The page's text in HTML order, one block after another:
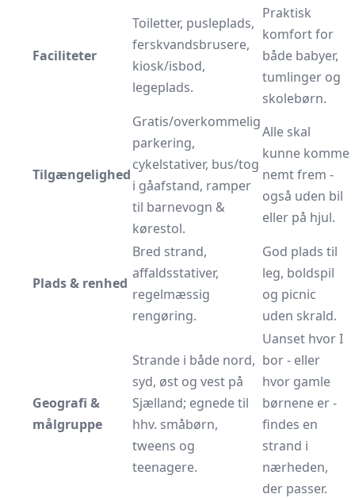
Faciliteter
Toiletter, pusleplads,
ferskvandsbrusere,
kiosk/isbod,
legeplads.
Praktisk
komfort for
både babyer,
tumlinger og
skolebørn.
Tilgængelighed
Gratis/overkommelig
parkering,
cykelstativer, bus/tog
i gåafstand, ramper
til barnevogn &
kørestol.
Alle skal
kunne komme
nemt frem -
også uden bil
eller på hjul.
Plads & renhed
Bred strand,
affaldsstativer,
regelmæssig
rengøring.
God plads til
leg, boldspil
og picnic
uden skrald.
Geografi &
målgruppe
Strande i både nord,
syd, øst og vest på
Sjælland; egnede til
hhv. småbørn,
tweens og
teenagere.
Uanset hvor I
bor - eller
hvor gamle
børnene er -
findes en
strand i
nærheden,
der passer.